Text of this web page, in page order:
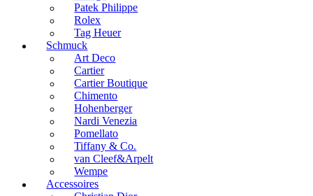
Patek Philippe
Rolex
Tag Heuer
Schmuck
Art Deco
Cartier
Cartier Boutique
Chimento
Hohenberger
Nardi Venezia
Pomellato
Tiffany & Co.
van Cleef&Arpelt
Wempe
Accessoires